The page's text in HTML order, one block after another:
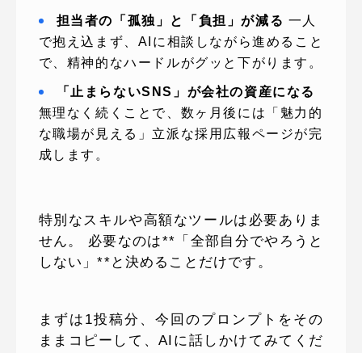
担当者の「孤独」と「負担」が減る 一人
で抱え込まず、AIに相談しながら進めること
で、精神的なハードルがグッと下がります。
「止まらないSNS」が会社の資産になる
無理なく続くことで、数ヶ月後には「魅力的
な職場が見える」立派な採用広報ページが完
成します。
特別なスキルや高額なツールは必要ありま
せん。 必要なのは**「全部自分でやろうと
しない」**と決めることだけです。
まずは1投稿分、今回のプロンプトをその
ままコピーして、AIに話しかけてみてくだ